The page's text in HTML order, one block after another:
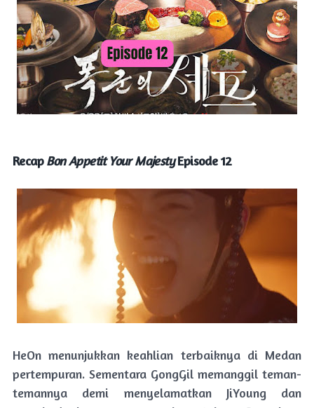
RecapBon Appetit Your MajestyEpisode 12
HeOn menunjukkan keahlian terbaiknya di Medan
pertempuran. Sementara GongGil memanggil teman-
temannya demi menyelamatkan JiYoung dan